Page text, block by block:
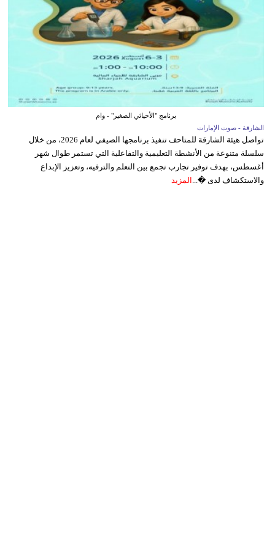
برنامج "الأحيائي الصغير" - وام
الشارقة - صوت الإمارات
تواصل هيئة الشارقة للمتاحف تنفيذ برنامجها الصيفي لعام 2026، من خلال
سلسلة متنوعة من الأنشطة التعليمية والتفاعلية التي تستمر طوال شهر
أغسطس، بهدف توفير تجارب تجمع بين التعلم والترفيه، وتعزيز الإبداع
والاستكشاف لدى �... المزيد